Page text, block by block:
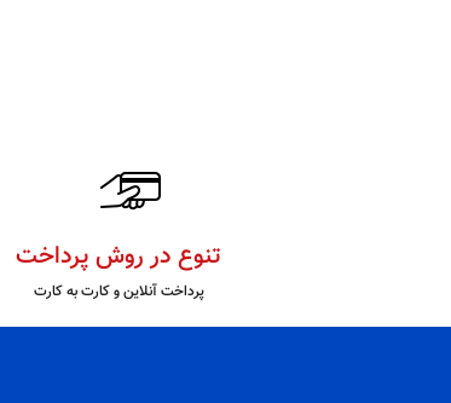
تنوع در روش پرداخت
پرداخت آنلاین و کارت به کارت